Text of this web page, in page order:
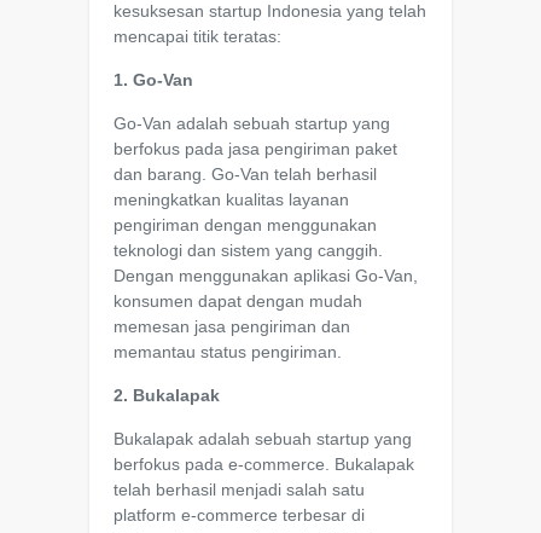
kesuksesan startup Indonesia yang telah
mencapai titik teratas:
1. Go-Van
Go-Van adalah sebuah startup yang
berfokus pada jasa pengiriman paket
dan barang. Go-Van telah berhasil
meningkatkan kualitas layanan
pengiriman dengan menggunakan
teknologi dan sistem yang canggih.
Dengan menggunakan aplikasi Go-Van,
konsumen dapat dengan mudah
memesan jasa pengiriman dan
memantau status pengiriman.
2. Bukalapak
Bukalapak adalah sebuah startup yang
berfokus pada e-commerce. Bukalapak
telah berhasil menjadi salah satu
platform e-commerce terbesar di